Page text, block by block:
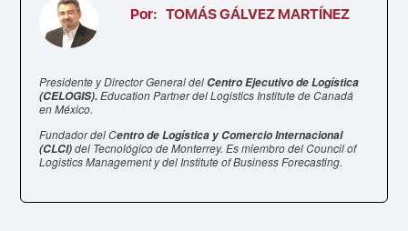
Por: TOMÁS GÁLVEZ MARTÍNEZ
Presidente y Director General del Centro Ejecutivo de Logística
(CELOGIS).Education Partner del Logistics Institute de Canadá
en México.
Fundador del Centro de Logística y Comercio Internacional
(CLCI)del Tecnológico de Monterrey. Es miembro del Council of
Logistics Management y del Institute of Business Forecasting.